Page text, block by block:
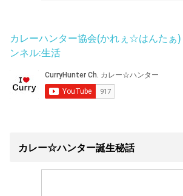
カレーハンター協会(かれぇ☆はんたぁ
ンネル:生活
カレー☆ハンター誕生秘話